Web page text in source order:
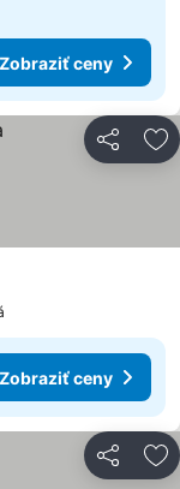
Zobraziť ceny
Zdieľať
Zobraziť ceny
Zdieľať